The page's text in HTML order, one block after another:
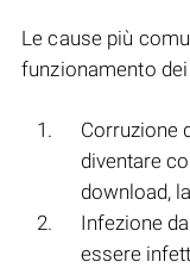
Le cause più
funzionamento
Corruzione
diventare
download,
Infezione
essere